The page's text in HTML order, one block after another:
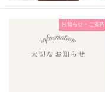
お知らせ・ご案内